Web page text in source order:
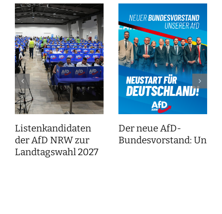
Listenkandidaten
der AfD NRW zur
Landtagswahl 2027
Der neue AfD-
Bundesvorstand: